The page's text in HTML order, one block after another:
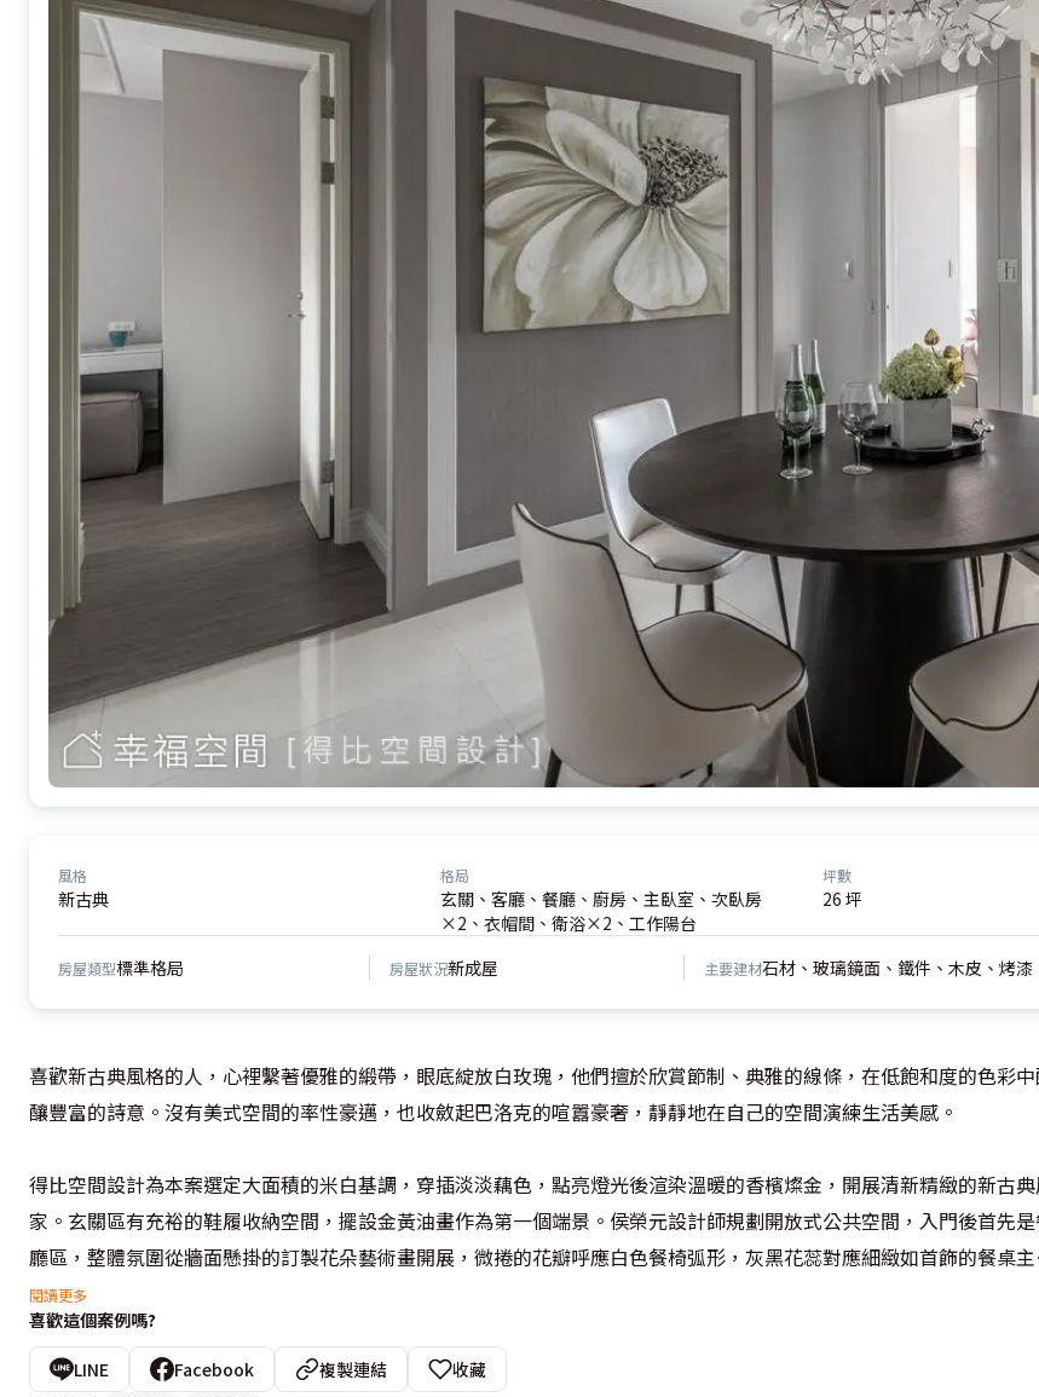
風格
新古典
格局
玄關、客廳、餐廳、廚房、主臥室、次臥房
×2、衣帽間、衛浴×2、工作陽台
坪數
26 坪
房屋類型標準格局 房屋狀況新成屋 主要建材石材、玻璃鏡面、鐵件、木皮、烤
喜歡新古典風格的人，心裡繫著優雅的緞帶，眼底綻放白玫瑰，他們擅於欣賞節制、典雅的線條，在低飽和度的色彩
釀豐富的詩意。沒有美式空間的率性豪邁，也收斂起巴洛克的喧囂豪奢，靜靜地在自己的空間演練生活美感。
得比空間設計為本案選定大面積的米白基調，穿插淡淡藕色，點亮燈光後渲染溫暖的香檳燦金，開展清新精緻的新古
家。玄關區有充裕的鞋履收納空間，擺設金黃油畫作為第一個端景。侯榮元設計師規劃開放式公共空間，入門後首先
廳區，整體氛圍從牆面懸掛的訂製花朵藝術畫開展，微捲的花瓣呼應白色餐椅弧形，灰黑花蕊對應細緻如首飾的餐桌主
燈。天花板的圓弧內凹設計與立面的垂直線板、櫃體的矩形視覺，提供精彩的線條體驗。
餐廳牆面兩旁設計黑玻璃格紋拉門，關上時可隔離出更清晰的公私區塊，降低噪音干擾，打開時有助提升通透性。本案應
閱讀更多
喜歡這個案例嗎?
LINE Facebook 複製連結
收藏